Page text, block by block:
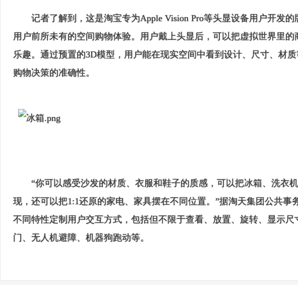
记者了解到，这是淘宝专为Apple Vision Pro等头显设备用户开发的
用户前所未有的空间购物体验。 用户戴上头显后，可以把虚拟世界里
乐趣。通过预置的3D模型，用户能在现实空间中看到 设计、尺寸、材
购物决策的准确性。
“你可以感受沙发的材质、衣服和鞋子的质感，可以把冰箱、洗衣
现，还可以把1:1还原的家电、家具摆在不同位置。”据淘天集团公共
不同特性定制用户交互方式，包括但不限于查看、放置、旋转、显示
门、无人机避障、机器狗跑动等。